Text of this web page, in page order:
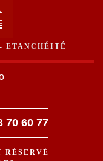
ETANCHÉITÉ
70 60 77
RÉSERVÉ